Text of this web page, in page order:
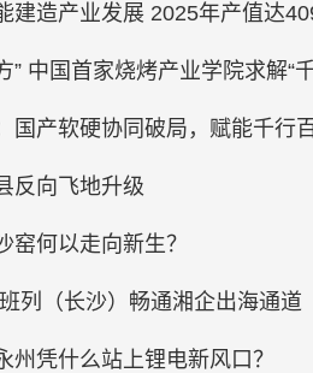
建造产业发展 2025年产值达
” 中国首家烧烤产业学院求解“
国产软硬协同破局，赋能千行
反向飞地升级
窑何以走向新生？
列（长沙）畅通湘企出海通道
州凭什么站上锂电新风口？